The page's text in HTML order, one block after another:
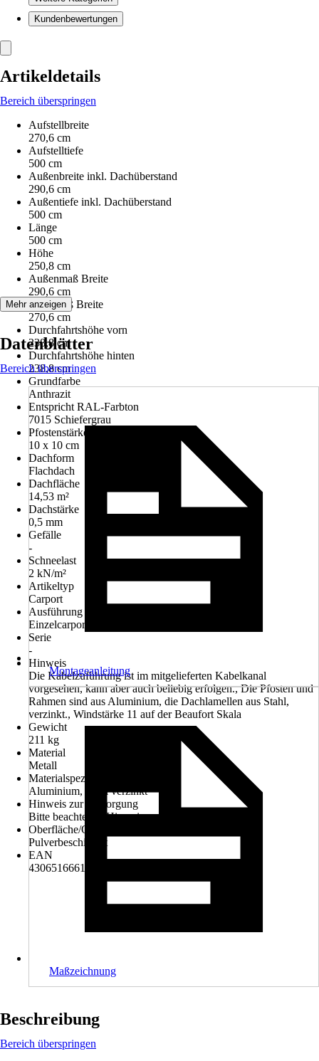
Kundenbewertungen
Artikeldetails
Bereich überspringen
Aufstellbreite
270,6 cm
Aufstelltiefe
500 cm
Außenbreite inkl. Dachüberstand
290,6 cm
Außentiefe inkl. Dachüberstand
500 cm
Länge
500 cm
Höhe
250,8 cm
Außenmaß Breite
290,6 cm
Innenmaß Breite
270,6 cm
Durchfahrtshöhe vorn
238,8 cm
Durchfahrtshöhe hinten
238,8 cm
Grundfarbe
Anthrazit
Entspricht RAL-Farbton
7015 Schiefergrau
Pfostenstärke
10 x 10 cm
Dachform
Flachdach
Dachfläche
14,53 m²
Dachstärke
0,5 mm
Gefälle
-
Schneelast
2 kN/m²
Artikeltyp
Carport
Ausführung
Einzelcarport
Serie
-
Hinweis
Die Kabelzuführung ist im mitgelieferten Kabelkanal
vorgesehen, kann aber auch beliebig erfolgen., Die Pfosten und
Rahmen sind aus Aluminium, die Dachlamellen aus Stahl,
verzinkt., Windstärke 11 auf der Beaufort Skala
Gewicht
211 kg
Material
Metall
Materialspezifizierung
Aluminium, Stahl verzinkt
Hinweis zur Entsorgung
Bitte beachte die Hinweise zur Entsorgung
Oberfläche/Oberflächenbehandlung
Pulverbeschichtet
EAN
4306516661473
Mehr anzeigen
Datenblätter
Bereich überspringen
Montageanleitung
Maßzeichnung
Beschreibung
Bereich überspringen